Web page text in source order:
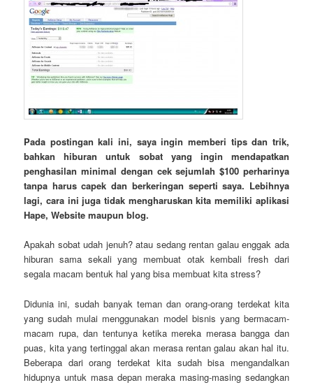
Pada postingan kali ini, saya ingin memberi tips dan trik,
bahkan hiburan untuk sobat yang ingin mendapatkan
penghasilan minimal dengan cek sejumlah $100 perharinya
tanpa harus capek dan berkeringan seperti saya. Lebihnya
lagi, cara ini juga tidak mengharuskan kita memiliki aplikasi
Hape, Website maupun blog.
Apakah sobat udah jenuh? atau sedang rentan galau enggak ada
hiburan sama sekali yang membuat otak kembali fresh dari
segala macam bentuk hal yang bisa membuat kita stress?
Didunia ini, sudah banyak teman dan orang-orang terdekat kita
yang sudah mulai menggunakan model bisnis yang bermacam-
macam rupa, dan tentunya ketika mereka merasa bangga dan
puas, kita yang tertinggal akan merasa rentan galau akan hal itu.
Beberapa dari orang terdekat kita sudah bisa mengandalkan
hidupnya untuk masa depan meraka masing-masing sedangkan